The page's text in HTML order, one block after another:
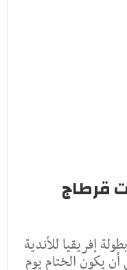
قرطاج
إفريقيا للأندية
أن يكون الختام يوم